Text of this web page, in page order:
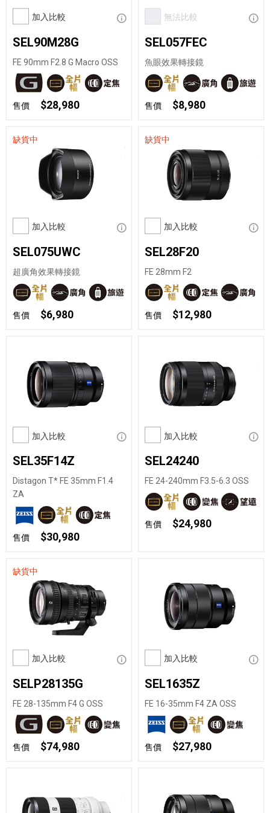
加入比較 顯示資訊
SEL90M28G
FE 90mm F2.8 G Macro OSS
售價 $28,980
無法比較 顯示
SEL057FEC
魚眼效果轉接鏡
售價 $8,980
加入比較 顯示資訊
缺貨中
SEL075UWC
超廣角效果轉接鏡
售價 $6,980
加入比較 顯示
缺貨中
SEL28F20
FE 28mm F2
售價 $12,980
加入比較 顯示資訊
SEL35F14Z
Distagon T* FE 35mm F1.4
ZA
售價 $30,980
加入比較 顯示
SEL24240
FE 24-240mm F3.5-6.3 OSS
售價 $24,980
加入比較 顯示資訊
缺貨中
SELP28135G
FE 28-135mm F4 G OSS
售價 $74,980
加入比較 顯示
SEL1635Z
FE 16-35mm F4 ZA OSS
售價 $27,980